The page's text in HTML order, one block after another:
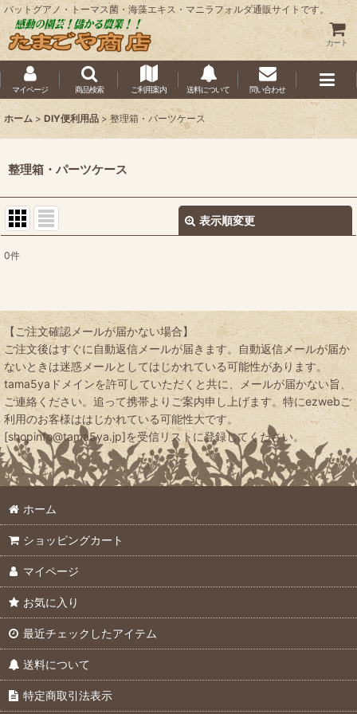
バットグアノ・トーマス菌・海藻エキス・マニラフォルダ通販サイトです。
カート
マイページ 商品検索 ご利用案内 送料について 問い合わせ
ホーム > DIY便利用品 > 整理箱・パーツケース
整理箱・パーツケース
表示順変更
並び順:
絞り込む
0件
【ご注文確認メールが届かない場合】
ご注文後はすぐに自動返信メールが届きます。自動返信メールが届か
ないときは迷惑メールとしてはじかれている可能性があります。
tama5yaドメインを許可していただくと共に、メールが届かない旨、
ご連絡ください。追って携帯よりご案内申し上げます。特にezwebご
利用のお客様ははじかれている可能性大です。
[shopinfo@tama5ya.jp]を受信リストに登録してください。
ホーム
ショッピングカート
マイページ
お気に入り
最近チェックしたアイテム
送料について
特定商取引法表示